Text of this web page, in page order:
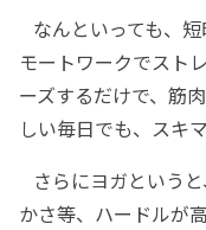
なんといっても、
モートワークでスト
ーズするだけで、筋
しい毎日でも、スキ
さらにヨガという
かさ等、ハードルが